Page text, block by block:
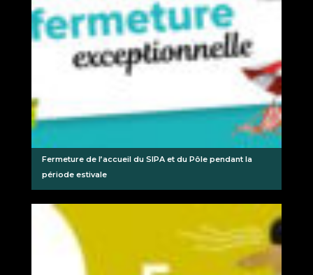
Fermeture de l’accueil du SIPA et du Pôle pendant la
période estivale